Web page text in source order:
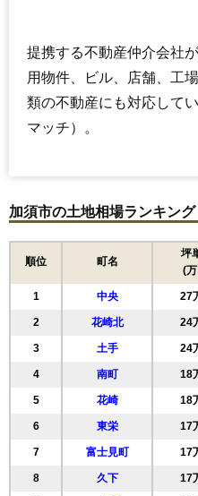
提携する不動産仲介会社
用物件、ビル、店舗、工
類の不動産にも対応して
マッチ）。
加須市の土地相場ランキング
順位 町名
坪
(
1 中央 27
2 花崎北 24
3 土手 24
4 南町 18
5 花崎 18
6 東栄 17
7 富士見町 17
8 久下 17